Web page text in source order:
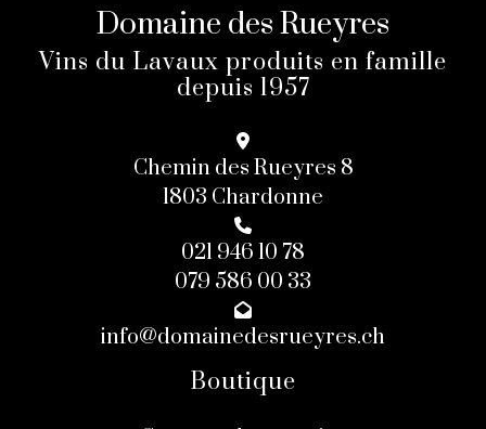
Domaine des Rueyres
Vins du Lavaux produits en famille
depuis 1957
Chemin des Rueyres 8
1803 Chardonne
021 946 10 78
079 586 00 33
info@domainedesrueyres.ch
Boutique